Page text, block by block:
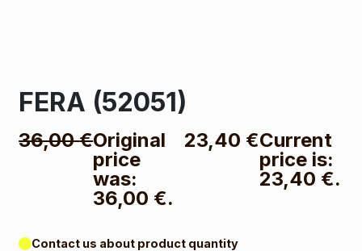
FERA (52051)
36,00€Original
price
was:
36,00 €.
23,40 €Current
price is:
23,40 €.
Contact us about product quantity